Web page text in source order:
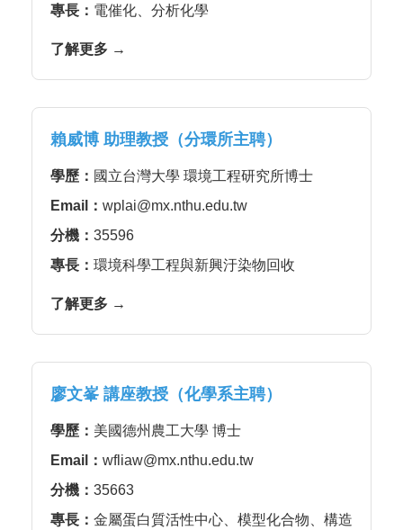
專長： 電催化、分析化學
了解更多 →
賴威博 助理教授（分環所主聘）
學歷： 國立台灣大學 環境工程研究所博士
Email： wplai@mx.nthu.edu.tw
分機： 35596
專長： 環境科學工程與新興汙染物回收
了解更多 →
廖文峯 講座教授（化學系主聘）
學歷： 美國德州農工大學 博士
Email： wfliaw@mx.nthu.edu.tw
分機： 35663
專長： 金屬蛋白質活性中心、模型化合物、構造